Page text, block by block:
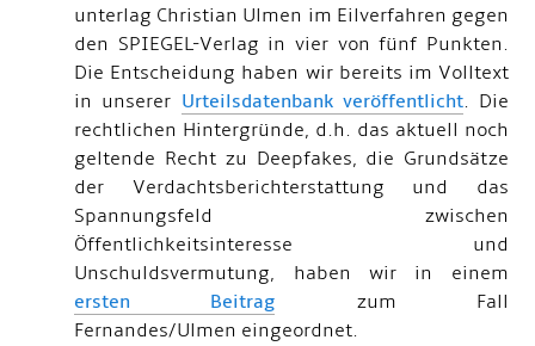
unterlag Christian Ulmen im Eilverfahren gegen
den SPIEGEL-Verlag in vier von fünf Punkten.
Die Entscheidung haben wir bereits im Volltext
in unserer Urteilsdatenbank veröffentlicht. Die
rechtlichen Hintergründe, d.h. das aktuell noch
geltende Recht zu Deepfakes, die Grundsätze
der Verdachtsberichterstattung und das
Spannungsfeld zwischen
Öffentlichkeitsinteresse und
Unschuldsvermutung, haben wir in einem
ersten Beitrag zum Fall
Fernandes/Ulmen eingeordnet.